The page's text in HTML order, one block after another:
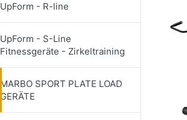
UpForm - R-line
UpForm - S-Line
Fitnessgeräte - Zirkeltraining
MARBO SPORT PLATE LOAD
GERÄTE